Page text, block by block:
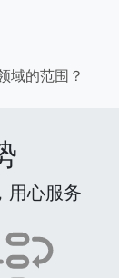
域的范围？
用心服务